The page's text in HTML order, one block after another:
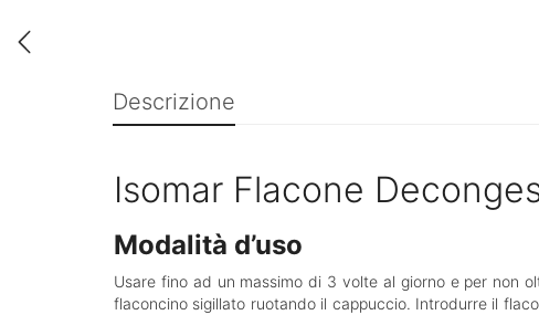
Descrizione
Isomar Flacone
Modalità d’uso
Usare fino ad un massimo di 3 volte al giorno e per non
flaconcino sigillato ruotando il cappuccio. Introdurre il